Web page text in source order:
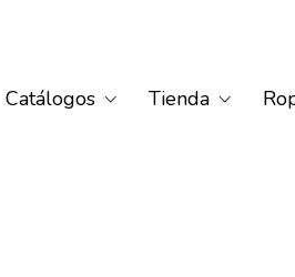
Catálogos Tienda